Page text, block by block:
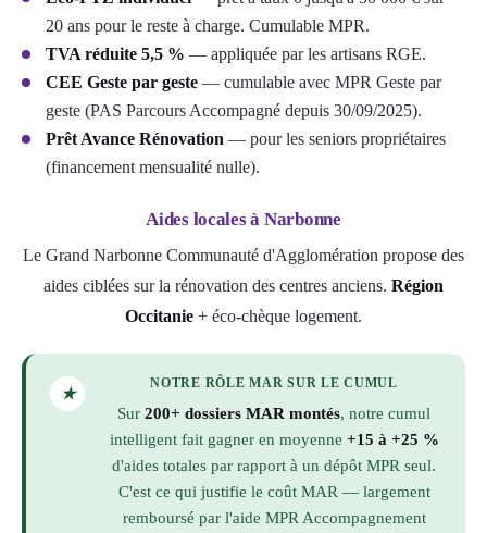
20 ans pour le reste à charge. Cumulable MPR.
TVA réduite 5,5 % — appliquée par les artisans RGE.
CEE Geste par geste — cumulable avec MPR Geste par
geste (PAS Parcours Accompagné depuis 30/09/2025).
Prêt Avance Rénovation — pour les seniors propriétaires
(financement mensualité nulle).
Aides locales à Narbonne
Le Grand Narbonne Communauté d'Agglomération propose des
aides ciblées sur la rénovation des centres anciens. Région
Occitanie + éco-chèque logement.
★
NOTRE RÔLE MAR SUR LE CUMUL
Sur 200+ dossiers MAR montés, notre cumul
intelligent fait gagner en moyenne +15 à +25 %
d'aides totales par rapport à un dépôt MPR seul.
C'est ce qui justifie le coût MAR — largement
remboursé par l'aide MPR Accompagnement